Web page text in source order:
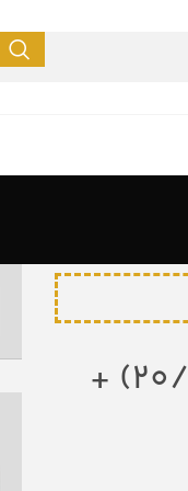
خرید دمپایی مردانه بیمارستانی مدل شاهین (قیمت ۲۰/۴۰۰) +